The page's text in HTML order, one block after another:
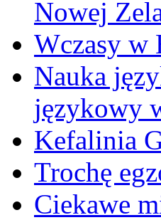
Nowej
Wczasy w
Nauka
językowy
Kefalinia
Trochę
Ciekawe